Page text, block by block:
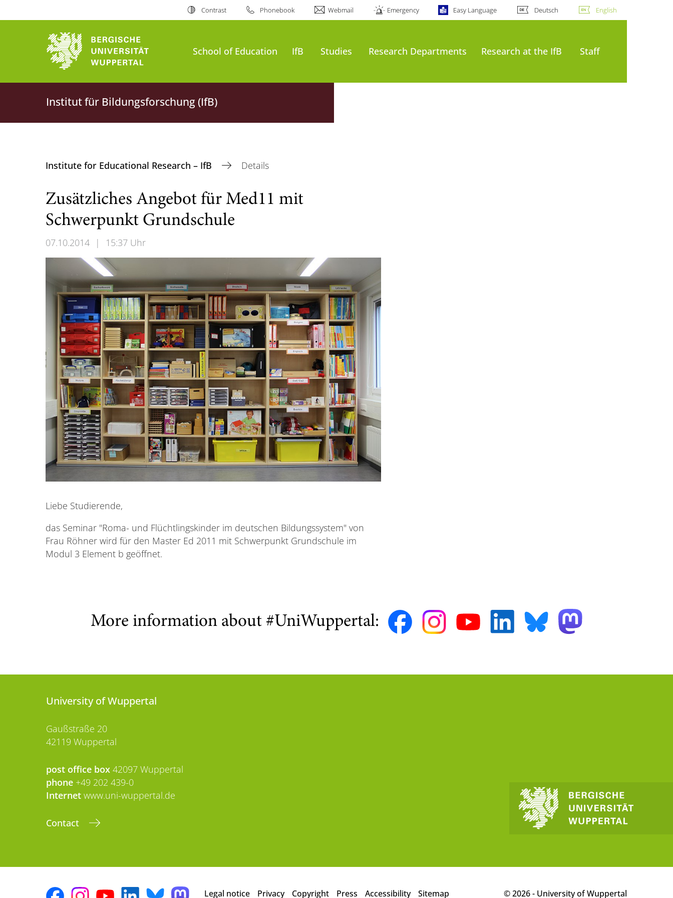
Contrast Phonebook Webmail Emergency Easy Language Deutsch English
School of Education IfB Studies Research Departments Research at the IfB Staff
Institut für Bildungsforschung (IfB)
Institute for Educational Research – IfB Details
Zusätzliches Angebot für Med11 mit
Schwerpunkt Grundschule
07.10.2014 | 15:37 Uhr
Liebe Studierende,
das Seminar "Roma- und Flüchtlingskinder im deutschen Bildungssystem" von
Frau Röhner wird für den Master Ed 2011 mit Schwerpunkt Grundschule im
Modul 3 Element b geöffnet.
More information about #UniWuppertal:
University of Wuppertal
Gaußstraße 20
42119 Wuppertal
post office box 42097 Wuppertal
phone +49 202 439-0
Internet www.uni-wuppertal.de
Contact
Legal notice Privacy Copyright Press Accessibility Sitemap © 2026 - University of Wuppertal